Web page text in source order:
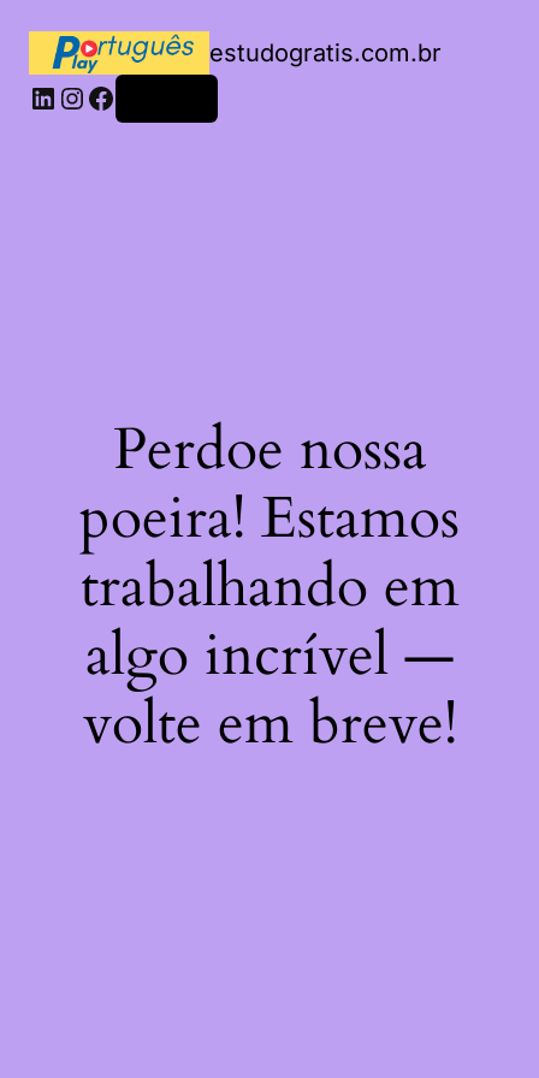
estudogratis.com.br
LinkedIn
Instagram
Facebook
Perdoe nossa
poeira! Estamos
trabalhando em
algo incrível —
volte em breve!